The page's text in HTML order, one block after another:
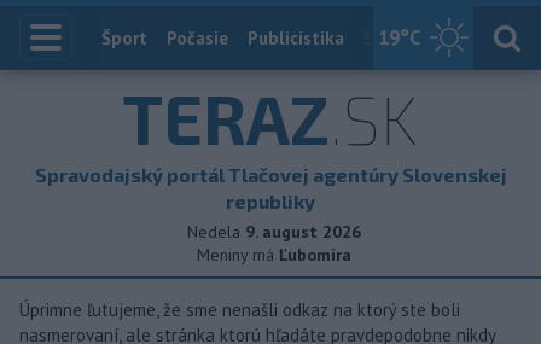
19°C
Index
Šport Počasie Publicistika Slovensko
TERAZ.SK
Spravodajský portál Tlačovej agentúry Slovenskej
republiky
Nedela 9. august 2026
Meniny má Ľubomíra
Úprimne ľutujeme, že sme nenašli odkaz na ktorý ste boli
nasmerovaní, ale stránka ktorú hľadáte pravdepodobne nikdy